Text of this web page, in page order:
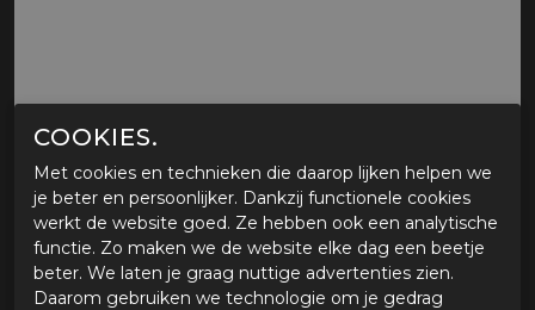
MOTORJEGGING BULL-IT, FURY SKINNY
FIT
Tijdelijk niet verkrijgbaar
COOKIES.
Met cookies en technieken die daarop lijken helpen we
je beter en persoonlijker. Dankzij functionele cookies
werkt de website goed. Ze hebben ook een analytische
functie. Zo maken we de website elke dag een beetje
beter. We laten je graag nuttige advertenties zien.
Daarom gebruiken we technologie om je gedrag